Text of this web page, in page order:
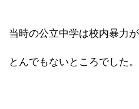
当時の公立中学は校内暴力
とんでもないところでした。